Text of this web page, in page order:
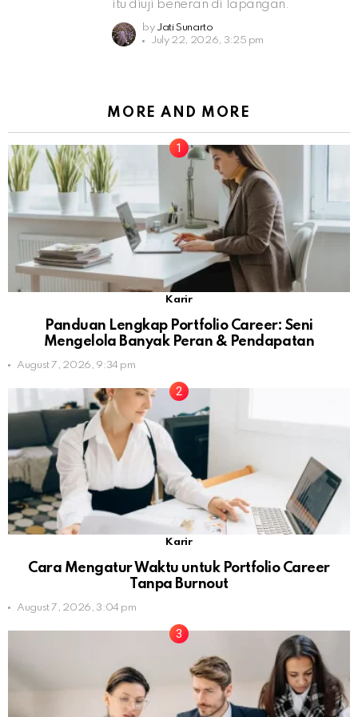
itu diuji beneran di lapangan.
by Jati Sunarto
July 22, 2026, 3:25 pm
MORE AND MORE
Karir
Panduan Lengkap Portfolio Career: Seni
Mengelola Banyak Peran & Pendapatan
August 7, 2026, 9:34 pm
Karir
Cara Mengatur Waktu untuk Portfolio Career
Tanpa Burnout
August 7, 2026, 3:04 pm